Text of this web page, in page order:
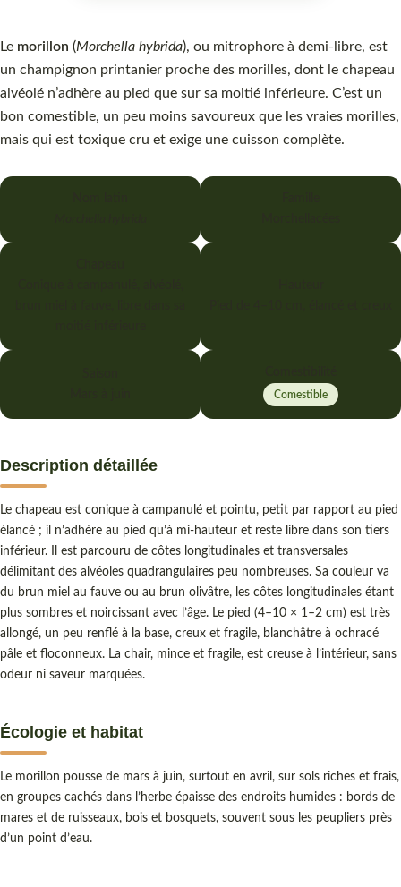
Le morillon (Morchella hybrida), ou mitrophore à demi-libre, est
un champignon printanier proche des morilles, dont le chapeau
alvéolé n’adhère au pied que sur sa moitié inférieure. C’est un
bon comestible, un peu moins savoureux que les vraies morilles,
mais qui est toxique cru et exige une cuisson complète.
Comestible
Description détaillée
Le chapeau est conique à campanulé et pointu, petit par rapport au pied
élancé ; il n’adhère au pied qu’à mi-hauteur et reste libre dans son tiers
inférieur. Il est parcouru de côtes longitudinales et transversales
délimitant des alvéoles quadrangulaires peu nombreuses. Sa couleur va
du brun miel au fauve ou au brun olivâtre, les côtes longitudinales étant
plus sombres et noircissant avec l’âge. Le pied (4–10 × 1–2 cm) est très
allongé, un peu renflé à la base, creux et fragile, blanchâtre à ochracé
pâle et floconneux. La chair, mince et fragile, est creuse à l’intérieur, sans
odeur ni saveur marquées.
Écologie et habitat
Le morillon pousse de mars à juin, surtout en avril, sur sols riches et frais,
en groupes cachés dans l’herbe épaisse des endroits humides : bords de
mares et de ruisseaux, bois et bosquets, souvent sous les peupliers près
d’un point d’eau.